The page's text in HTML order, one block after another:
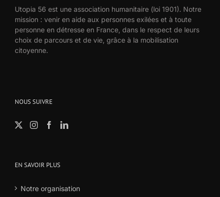
Utopia 56 est une association humanitaire (loi 1901). Notre
mission : venir en aide aux personnes exilées et à toute
personne en détresse en France, dans le respect de leurs
choix de parcours et de vie, grâce à la mobilisation
citoyenne.
NOUS SUIVRE
EN SAVOIR PLUS
Notre organisation